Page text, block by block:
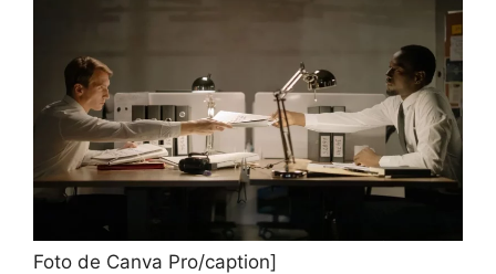
Foto de Canva Pro/caption]